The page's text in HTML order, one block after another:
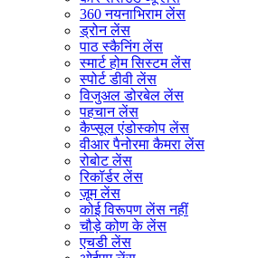
360 नयनाभिराम लेंस
ड्रोन लेंस
पाठ स्कैनिंग लेंस
स्मार्ट होम सिस्टम लेंस
स्पोर्ट डीवी लेंस
विजुअल डोरबेल लेंस
पहचान लेंस
कैप्सूल एंडोस्कोप लेंस
वीआर पैनोरमा कैमरा लेंस
रोबोट लेंस
रिकॉर्डर लेंस
ज़ूम लेंस
कोई विरूपण लेंस नहीं
चौड़े कोण के लेंस
एचडी लेंस